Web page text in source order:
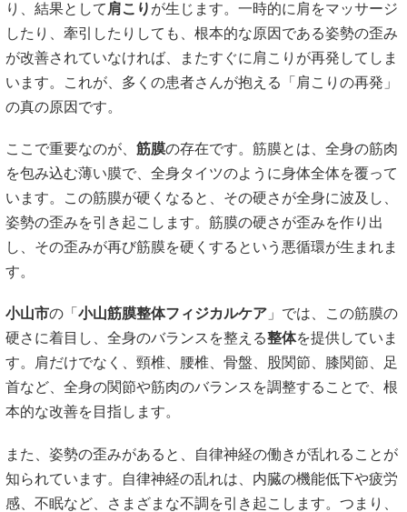
り、結果として 肩こり が生じます。一時的に肩をマッサージ
したり、牽引したりしても、根本的な原因である姿勢の歪み
が改善されていなければ、またすぐに肩こりが再発してしま
います。これが、多くの患者さんが抱える「肩こりの再発」
の真の原因です。
ここで重要なのが、 筋膜の存在です。筋膜とは、全身の筋肉
を包み込む薄い膜で、全身タイツのように身体全体を覆って
います。この筋膜が硬くなると、その硬さが全身に波及し、
姿勢の歪みを引き起こします。筋膜の硬さが歪みを作り出
し、その歪みが再び筋膜を硬くするという悪循環が生まれま
す。
小山市の「 小山筋膜整体フィジカルケア 」では、この筋膜の
硬さに着目し、全身のバランスを整える整体を提供していま
す。肩だけでなく、頸椎、腰椎、骨盤、股関節、膝関節、足
首など、全身の関節や筋肉のバランスを調整することで、根
本的な改善を目指します。
また、姿勢の歪みがあると、自律神経の働きが乱れることが
知られています。自律神経の乱れは、内臓の機能低下や疲労
感、不眠など、さまざまな不調を引き起こします。つまり、